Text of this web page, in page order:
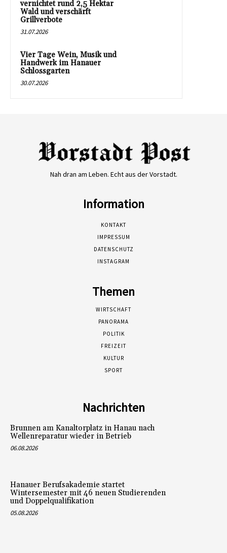
vernichtet rund 2,5 Hektar
Wald und verschärft
Grillverbote
31.07.2026
Vier Tage Wein, Musik und
Handwerk im Hanauer
Schlossgarten
30.07.2026
Nah dran am Leben. Echt aus der Vorstadt.
Information
KONTAKT
IMPRESSUM
DATENSCHUTZ
INSTAGRAM
Themen
WIRTSCHAFT
PANORAMA
POLITIK
FREIZEIT
KULTUR
SPORT
Nachrichten
Brunnen am Kanaltorplatz in Hanau nach
Wellenreparatur wieder in Betrieb
06.08.2026
Hanauer Berufsakademie startet
Wintersemester mit 46 neuen Studierenden
und Doppelqualifikation
05.08.2026